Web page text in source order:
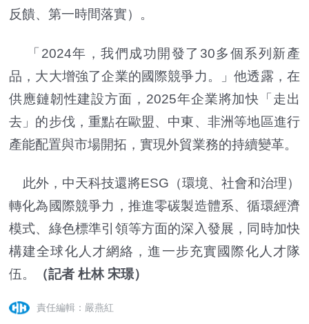
反饋、第一時間落實）。
「2024年，我們成功開發了30多個系列新產
品，大大增強了企業的國際競爭力。」他透露，在
供應鏈韌性建設方面，2025年企業將加快「走出
去」的步伐，重點在歐盟、中東、非洲等地區進行
產能配置與市場開拓，實現外貿業務的持續變革。
此外，中天科技還將ESG（環境、社會和治理）
轉化為國際競爭力，推進零碳製造體系、循環經濟
模式、綠色標準引領等方面的深入發展，同時加快
構建全球化人才網絡，進一步充實國際化人才隊
伍。
（記者 杜林 宋璟）
責任編輯：嚴燕紅